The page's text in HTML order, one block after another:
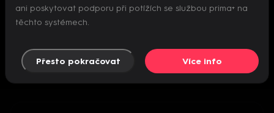
Nepodařilo se inicializovat přehrávač
ani poskytovat podporu při potížích se službou prima+ na
těchto systémech.
Přesto pokračovat Více info